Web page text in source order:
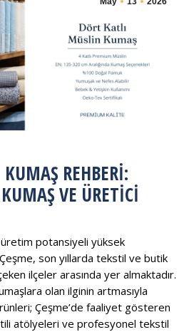
REHBERI:
VE ÜRETICI
potansiyeli yüksek
son yıllarda tekstil ve butik
ilçeler arasında yer almaktadır.
olan ilginin artmasıyla
Çeşme’de faaliyet gösteren
atölyeleri ve profesyonel tekstil